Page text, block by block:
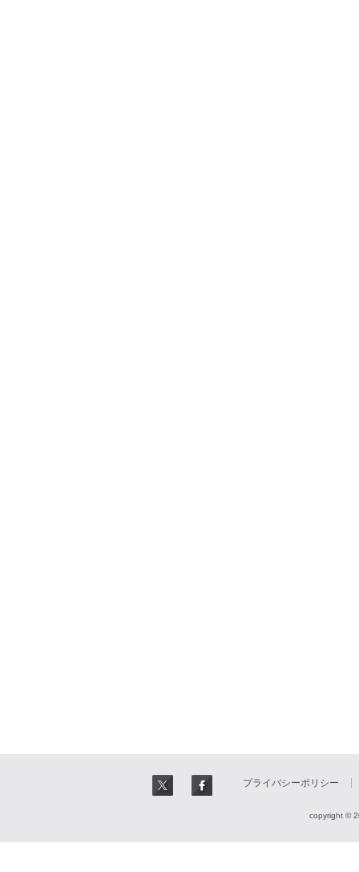
プライバシーポリシー
copyright ©